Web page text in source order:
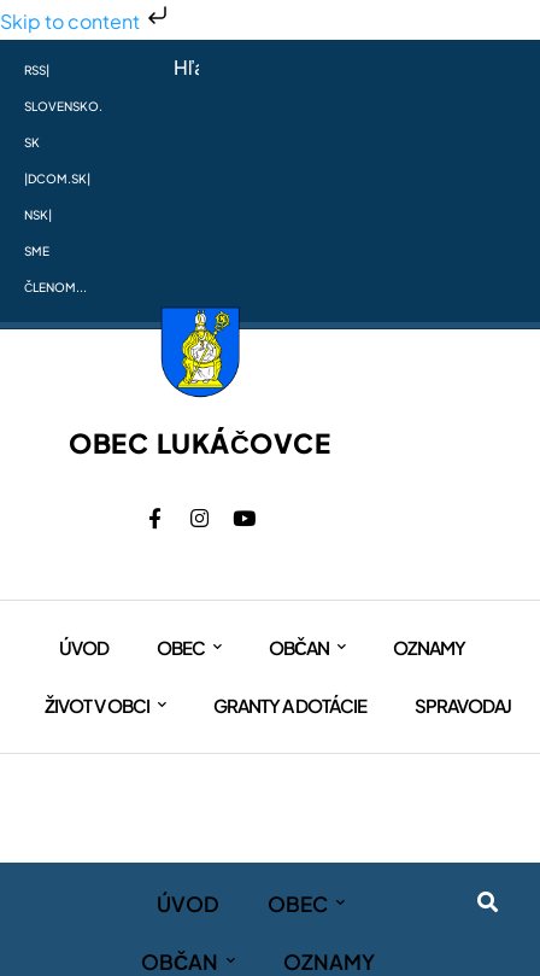
Skip to content
RSS|
SLOVENSKO.
SK
|DCOM.SK|
NSK|
SME
ČLENOM...
OBEC LUKÁČOVCE
ÚVOD OBEC OBČAN OZNAMY
ŽIVOT V OBCI GRANTY A DOTÁCIE SPRAVODAJ
ÚVOD OBEC
OBČAN OZNAMY